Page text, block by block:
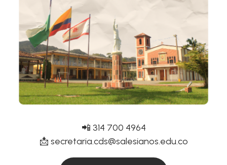
📲 314 700 4964
📩 secretaria.cds@salesianos.edu.co